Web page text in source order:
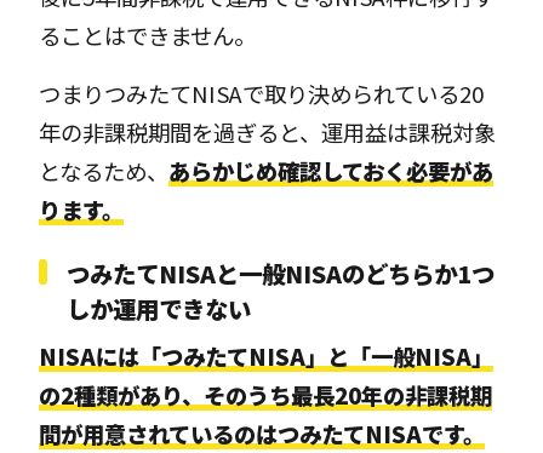
ることはできません。
つまりつみたてNISAで取り決められている20
年の非課税期間を過ぎると、運用益は課税対象
となるため、 あらかじめ確認しておく必要があ
ります。
つみたてNISAと一般NISAのどちらか1つ
しか運用できない
NISAには「つみたてNISA」と「一般NISA」
の2種類があり、そのうち最長20年の非課税期
間が用意されているのはつみたてNISAです。